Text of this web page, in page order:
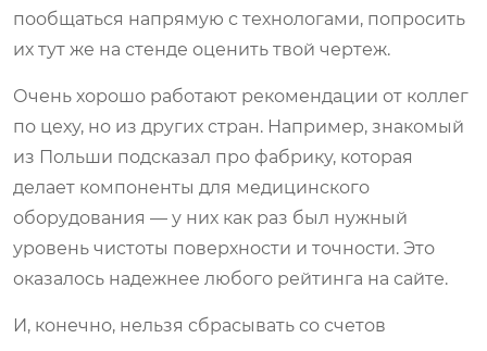
пообщаться напрямую с технологами, попросить
их тут же на стенде оценить твой чертеж.
Очень хорошо работают рекомендации от коллег
по цеху, но из других стран. Например, знакомый
из Польши подсказал про фабрику, которая
делает компоненты для медицинского
оборудования — у них как раз был нужный
уровень чистоты поверхности и точности. Это
оказалось надежнее любого рейтинга на сайте.
И, конечно, нельзя сбрасывать со счетов